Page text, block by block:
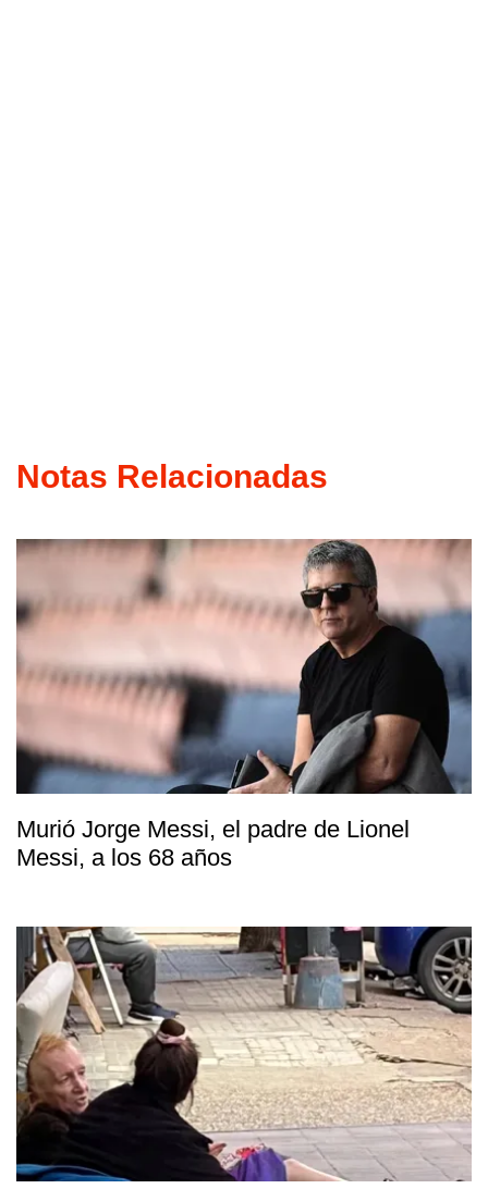
Notas Relacionadas
Murió Jorge Messi, el padre de Lionel
Messi, a los 68 años